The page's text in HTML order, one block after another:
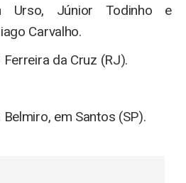
Urso, Júnior Todinho e
Carvalho.
Ferreira da Cruz (RJ).
em Santos (SP).